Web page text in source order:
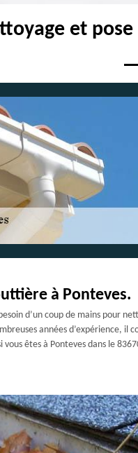
et
à Ponteves.
d’un coup de mains pour
années d’expérience,
vous êtes à Ponteves dans le